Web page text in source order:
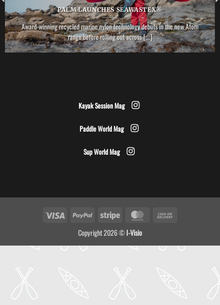
PALM LAUNCHES SEAWASTEX®
Award-winning recycled marine nylon technology debuts in the new Atom
range before rolling out across [...]
Kayak Session Mag
Paddle World Mag
Sup World Mag
Visa PayPal Stripe MasterCard
Copyright 2026 ©I-Visio